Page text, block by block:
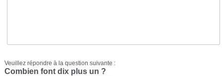
Veuillez répondre à la question suivante :
Combien font dix plus un ?